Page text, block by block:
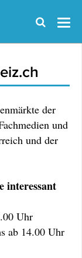
der
und
und der
interessant
Uhr
ab 14.00 Uhr